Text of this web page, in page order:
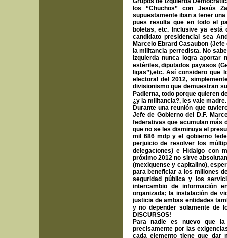
los “Chuchos” con Jesús
supuestamente iban a tener
pues resulta que en todo el
boletas, etc. Inclusive ya
candidato presidencial sea
Marcelo Ebrard Casaubon
la militancia perredista. No
izquierda nunca logra aportar
estériles, diputados payasos
ligas”),etc. Así considero que
electoral del 2012,
divisionismo que demuestran
Padierna, todo porque quieren
¿y la militancia?, les vale madre.
Durante una reunión que
Jefe de Gobierno del D.F.
federativas que acumulan más
que no se les disminuya el
mil 686 mdp y el gobierno
perjuicio de resolver los
delegaciones) e Hidalgo con
próximo 2012 no sirve
(mexiquense y capitalino),
para beneficiar a los millones
seguridad pública y los
intercambio de información
organizada; la instalación de
justicia de ambas entidades
y no depender solamente de
DISCURSOS!
Para nadie es nuevo que
precisamente por las
cada elemento tiene que dar